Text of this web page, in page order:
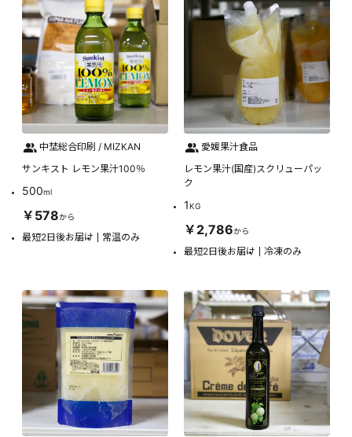
中埜総合印刷 / MIZKAN
サンキスト レモン果汁100％
500ml
￥578から
最短2日後お届け 常温のみ
愛媛果汁食品
レモン果汁(国産)スクリューパッ
ク
1KG
￥2,786から
最短2日後お届け 冷凍のみ